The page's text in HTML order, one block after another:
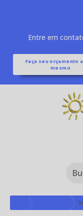
Entre em
Faça seu orçamento
mesmo